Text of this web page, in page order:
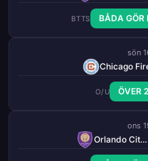
BTTS BÅDA GÖR
sön
Chicago
O/U ÖVER
ons
Orlando City SC